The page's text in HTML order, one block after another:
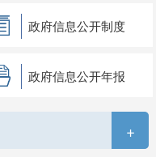
政府信息公开制度
政府信息公开年报
+